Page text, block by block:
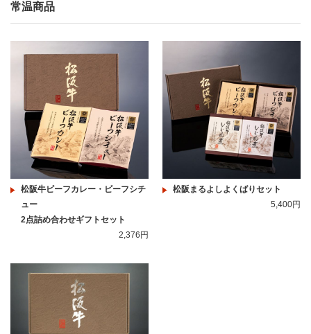
常温商品
松阪牛ビーフカレー・ビーフシチ
ュー
2点詰め合わせギフトセット
2,376円
松阪まるよしよくばりセット
5,400円